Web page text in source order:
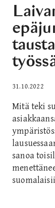
31.10.2022
Mitä teki
sanoa